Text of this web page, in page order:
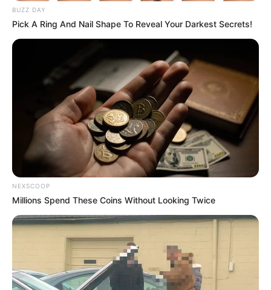
TEMAS DESTACADOS
METRO DE MEDELLÍN
ELECCIONES PRESIDENCIALES
MARINILLA - ANTIOQUIA
EPM
YONDÓ - ANTIOQUIA
RIONEGRO
BUZZ DAY
Pick A Ring And Nail Shape To Reveal Your Darkest Secrets!
NEXSCOOP
Millions Spend These Coins Without Looking Twice